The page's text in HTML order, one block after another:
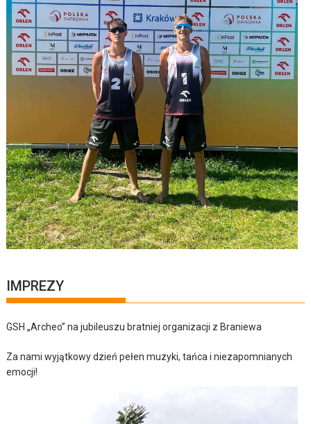
IMPREZY
GSH „Archeo” na jubileuszu bratniej organizacji z Braniewa
Za nami wyjątkowy dzień pełen muzyki, tańca i niezapomnianych
emocji!